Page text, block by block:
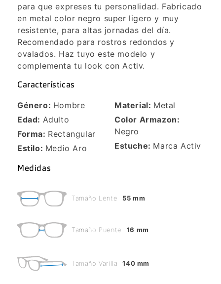
para que expreses tu personalidad. Fabricado
en metal color negro super ligero y muy
resistente, para altas jornadas del día.
Recomendado para rostros redondos y
ovalados. Haz tuyo este modelo y
complementa tu look con Activ.
Características
Género: Hombre
Edad: Adulto
Forma: Rectangular
Estilo: Medio Aro
Material: Metal
Color Armazon:
Negro
Estuche:
Marca Activ
Medidas
Tamaño Lente 55 mm
Tamaño Puente 16 mm
Tamaño Varilla 140 mm